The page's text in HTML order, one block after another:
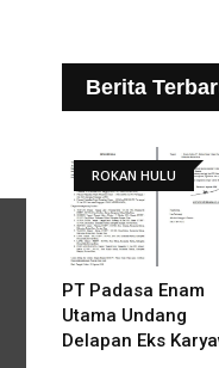
Berita
ROKAN HULU
PT Padasa Enam
Utama Undang
Delapan Eks